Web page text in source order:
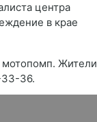
центра
в крае
мотопомп. Жители
33-36.